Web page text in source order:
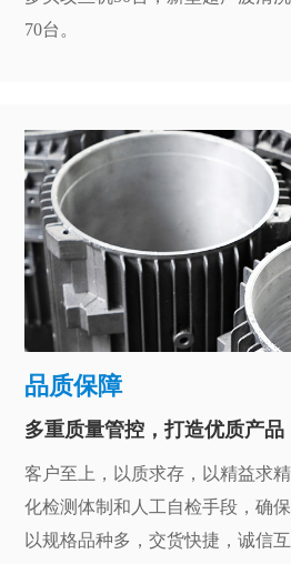
70台。
品质保障
多重质量管控，打造优质产品
客户至上，以质求存，以精益求
化检测体制和人工自检手段，确
以规格品种多，交货快捷，诚信